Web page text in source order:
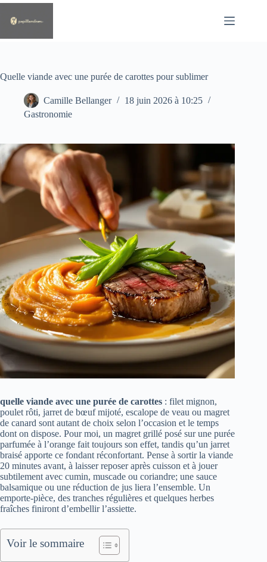
Passer
contenu
Quelle viande avec une purée de carottes pour sublimer
Camille Bellanger
18 juin 2026 à 10:25
Gastronomie
quelle viande avec une purée de carottes : filet mignon,
poulet rôti, jarret de bœuf mijoté, escalope de veau ou magret
de canard sont autant de choix selon l’occasion et le temps
dont on dispose. Pour moi, un magret grillé posé sur une purée
parfumée à l’orange fait toujours son effet, tandis qu’un jarret
braisé apporte ce fondant réconfortant. Pense à sortir la viande
20 minutes avant, à laisser reposer après cuisson et à jouer
subtilement avec cumin, muscade ou coriandre; une sauce
balsamique ou une réduction de jus liera l’ensemble. Un
emporte‑pièce, des tranches régulières et quelques herbes
fraîches finiront d’embellir l’assiette.
Voir le sommaire